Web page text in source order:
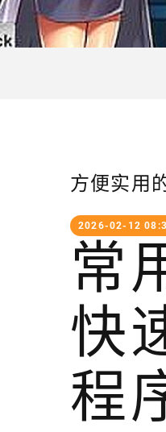
方便实用
2026-02-12
常
快
程